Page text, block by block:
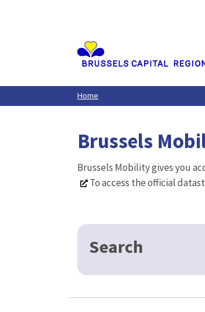
Home
Brussels
Brussels Mobility gives you
To access the official
Search